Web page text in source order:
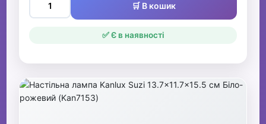
🛒 В кошик
✅ Є в наявності